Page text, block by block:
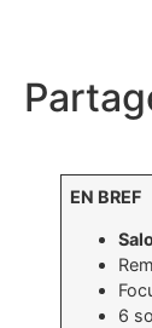
EN BREF
6